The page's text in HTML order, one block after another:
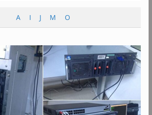
A I J M O